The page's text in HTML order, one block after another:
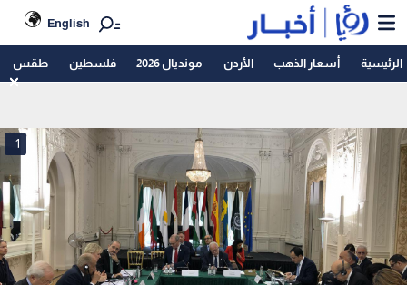
English
الرئيسية أسعار الذهب الأردن مونديال 2026 فلسطين طقس
1